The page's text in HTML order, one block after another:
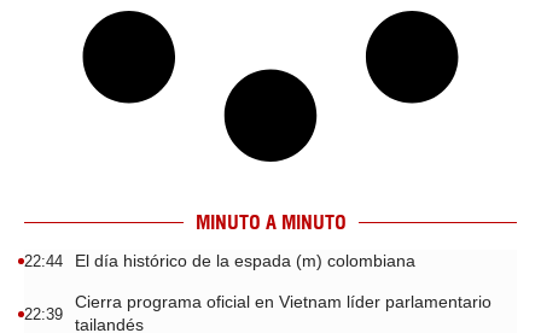
MINUTO A MINUTO
22:44 El día histórico de la espada (m) colombiana
22:39
Cierra programa oficial en Vietnam líder parlamentario
tailandés